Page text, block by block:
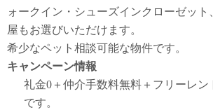
ォークイン・シューズインクローゼット
屋もお選びいただけます。
希少なペット相談可能な物件です。
キャンペーン情報
礼金0 ＋仲介手数料無料 ＋ フリーレン
です。